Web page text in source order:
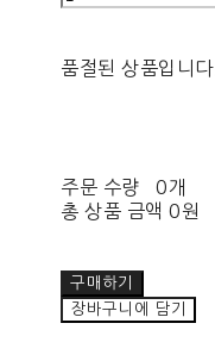
품절된 상품입니다.
주문 수량
0개
총 상품 금액 0원
구매하기
장바구니에 담기